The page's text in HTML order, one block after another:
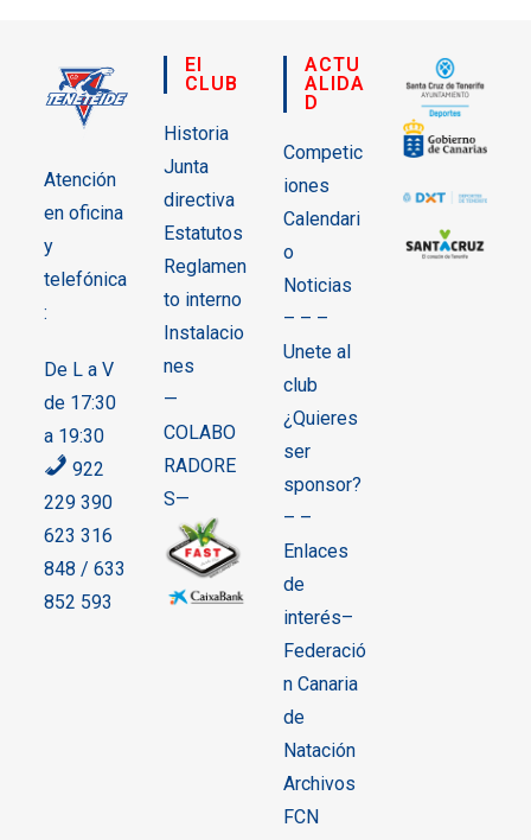
Atención
en oficina
y
telefónica
:
De L a V
de 17:30
a 19:30
922
229 390
623 316
848 / 633
852 593
El
CLUB
Historia
Junta
directiva
Estatutos
Reglamen
to interno
Instalacio
nes
—
COLABO
RADORE
S—
ACTU
ALIDA
D
Competic
iones
Calendari
o
Noticias
– – –
Unete al
club
¿Quieres
ser
sponsor?
– –
Enlaces
de
interés–
Federació
n Canaria
de
Natación
Archivos
FCN